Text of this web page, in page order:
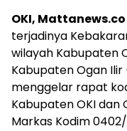
OKI, Mattanews.co
terjadinya
wilayah Kabupaten
Kabupaten Ogan
menggelar rapat
Kabupaten OKI dan
Markas Kodim